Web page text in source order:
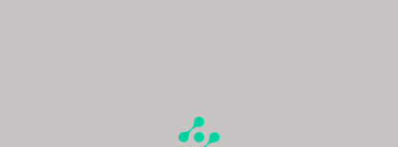
Quería un reloj para el día a día y este murph me gustó bastante